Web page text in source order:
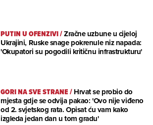
PUTIN U OFENZIVI/Zračne uzbune u cijeloj
Ukrajini, Ruske snage pokrenule niz napada:
'Okupatori su pogodili kritičnu infrastrukturu'
GORI NA SVE STRANE/Hrvat se probio do
mjesta gdje se odvija pakao: 'Ovo nije viđeno
od 2. svjetskog rata. Opisat ću vam kako
izgleda jedan dan u tom gradu'